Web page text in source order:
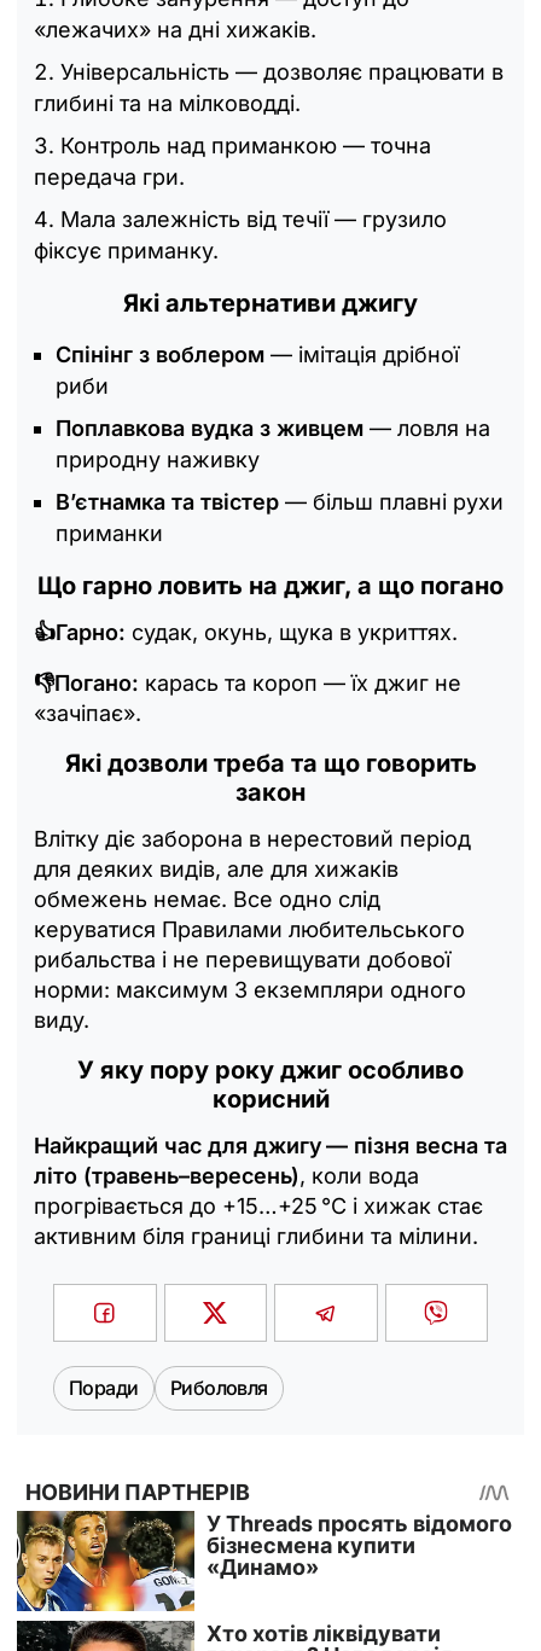
«лежачих» на дні хижаків.
Універсальність — дозволяє працювати в
глибині та на мілководді.
Контроль над приманкою — точна
передача гри.
Мала залежність від течії — грузило
фіксує приманку.
Які альтернативи джигу
Спінінг з воблером — імітація дрібної
риби
Поплавкова вудка з живцем — ловля на
природну наживку
В’єтнамка та твістер — більш плавні рухи
приманки
Що гарно ловить на джиг, а що погано
👍Гарно: судак, окунь, щука в укриттях.
👎Погано: карась та короп — їх джиг не
«зачіпає».
Які дозволи треба та що говорить
закон
Влітку діє заборона в нерестовий період
для деяких видів, але для хижаків
обмежень немає. Все одно слід
керуватися Правилами любительського
рибальства і не перевищувати добової
норми: максимум 3 екземпляри одного
виду.
У яку пору року джиг особливо
корисний
Найкращий час для джигу — пізня весна та
літо (травень–вересень), коли вода
прогрівається до +15…+25 °C і хижак стає
активним біля границі глибини та мілини.
Поради Риболовля